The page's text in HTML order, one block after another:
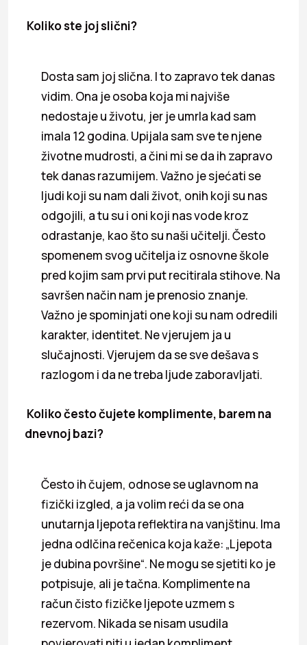
Koliko ste joj slični?
Dosta sam joj slična. I to zapravo tek danas
vidim. Ona je osoba koja mi najviše
nedostaje u životu, jer je umrla kad sam
imala 12 godina. Upijala sam sve te njene
životne mudrosti, a čini mi se da ih zapravo
tek danas razumijem. Važno je sjećati se
ljudi koji su nam dali život, onih koji su nas
odgojili, a tu su i oni koji nas vode kroz
odrastanje, kao što su naši učitelji. Često
spomenem svog učitelja iz osnovne škole
pred kojim sam prvi put recitirala stihove. Na
savršen način nam je prenosio znanje.
Važno je spominjati one koji su nam odredili
karakter, identitet. Ne vjerujem ja u
slučajnosti. Vjerujem da se sve dešava s
razlogom i da ne treba ljude zaboravljati.
Koliko često čujete komplimente, barem na
dnevnoj bazi?
Često ih čujem, odnose se uglavnom na
fizički izgled, a ja volim reći da se ona
unutarnja ljepota reflektira na vanjštinu. Ima
jedna odlčina rečenica koja kaže: „Ljepota
je dubina površine“. Ne mogu se sjetiti ko je
potpisuje, ali je tačna. Komplimente na
račun čisto fizičke ljepote uzmem s
rezervom. Nikada se nisam usudila